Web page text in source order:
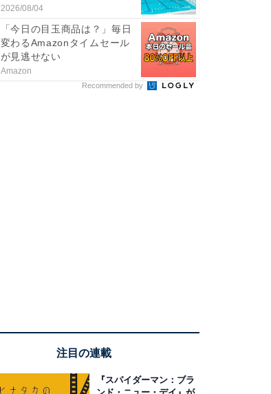
2026/08/04
「今日の目玉商品は？」毎日
変わるAmazonタイムセール
が見逃せない
Amazon
Recommended by
注目の連載
『スパイダーマン：ブラ